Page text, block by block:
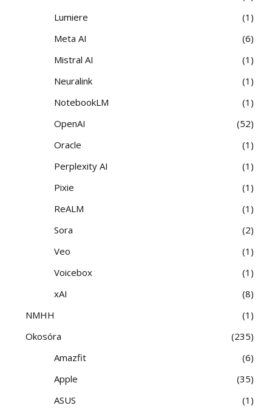
Lumiere
1
Meta AI
6
Mistral AI
1
Neuralink
1
NotebookLM
1
OpenAI
52
Oracle
1
Perplexity AI
1
Pixie
1
ReALM
1
Sora
2
Veo
1
Voicebox
1
xAI
8
NMHH
1
Okosóra
235
Amazfit
6
Apple
35
ASUS
1